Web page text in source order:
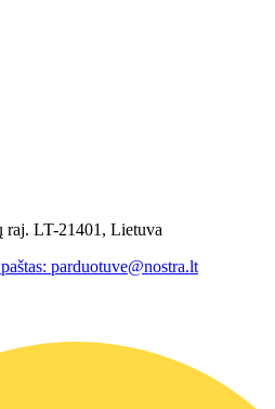
raj. LT-21401, Lietuva
parduotuve@nostra.lt